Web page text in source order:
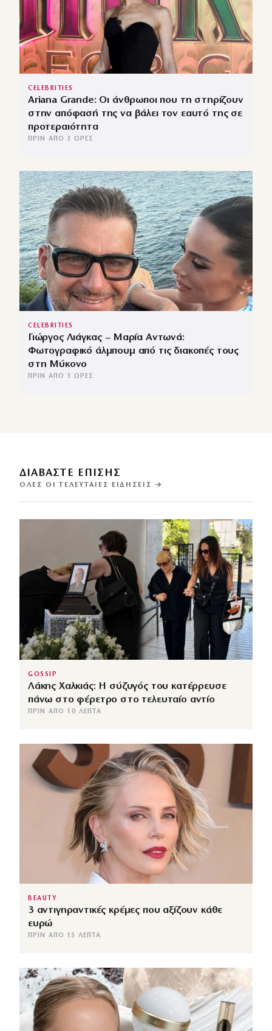
CELEBRITIES
Ariana Grande: Οι άνθρωποι που τη στηρίζουν
στην απόφασή της να βάλει τον εαυτό της σε
προτεραιότητα
ΠΡΙΝ ΑΠΌ 3 ΏΡΕΣ
CELEBRITIES
Γιώργος Λιάγκας – Μαρία Αντωνά:
Φωτογραφικό άλμπουμ από τις διακοπές τους
στη Μύκονο
ΠΡΙΝ ΑΠΌ 3 ΏΡΕΣ
ΔΙΑΒΑΣΤΕ ΕΠΙΣΗΣ
ΌΛΕΣ ΟΙ ΤΕΛΕΥΤΑΊΕΣ ΕΙΔΉΣΕΙΣ →
GOSSIP
Λάκης Χαλκιάς: Η σύζυγός του κατέρρευσε
πάνω στο φέρετρο στο τελευταίο αντίο
ΠΡΙΝ ΑΠΌ 10 ΛΕΠΤΆ
BEAUTY
3 αντιγηραντικές κρέμες που αξίζουν κάθε
ευρώ
ΠΡΙΝ ΑΠΌ 15 ΛΕΠΤΆ